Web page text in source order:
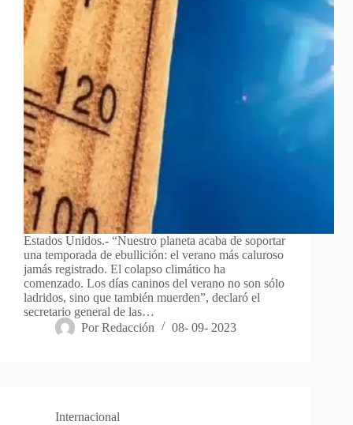
Estados Unidos.- “Nuestro planeta acaba de soportar
una temporada de ebullición: el verano más caluroso
jamás registrado. El colapso climático ha
comenzado. Los días caninos del verano no son sólo
ladridos, sino que también muerden”, declaró el
secretario general de las…
Por Redacción 08- 09- 2023
Internacional